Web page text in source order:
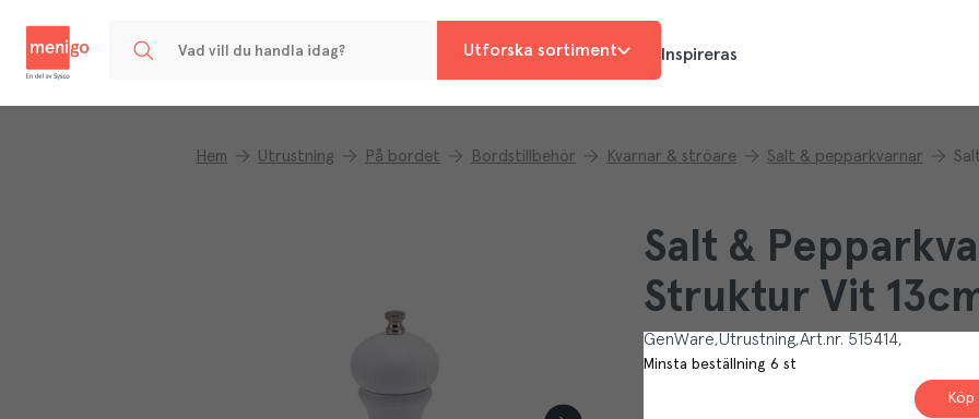
Utforska sortiment Inspireras
Hem Utrustning På bordet Bordstillbehör Kvarnar & ströare Salt & pepparkvarnar
Salt &
Struktur Vit
GenWare Utrustning Art.nr. 515414
Minsta beställning 6 st
Köp